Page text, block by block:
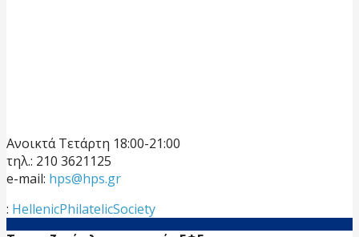
Ανοικτά Τετάρτη 18:00-21:00
τηλ.: 210 3621125
e-mail: hps@hps.gr
: HellenicPhilatelicSociety